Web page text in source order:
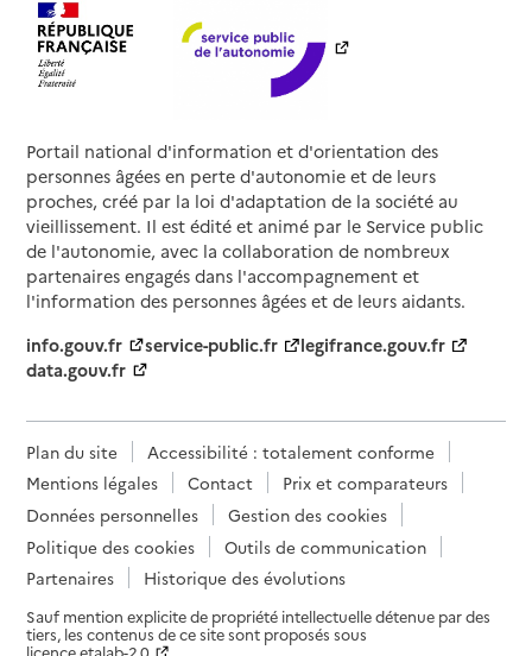
Portail national d'information et d'orientation des
personnes âgées en perte d'autonomie et de leurs
proches, créé par la loi d'adaptation de la société au
vieillissement. Il est édité et animé par le Service public
de l'autonomie, avec la collaboration de nombreux
partenaires engagés dans l'accompagnement et
l'information des personnes âgées et de leurs aidants.
info.gouv.fr
service-public.fr
legifrance.gouv.fr
data.gouv.fr
Plan du site
Accessibilité : totalement conforme
Mentions légales
Contact
Prix et comparateurs
Données personnelles
Gestion des cookies
Politique des cookies
Outils de communication
Partenaires
Historique des évolutions
Sauf mention explicite de propriété intellectuelle détenue par des
tiers, les contenus de ce site sont proposés sous
licence etalab-2.0